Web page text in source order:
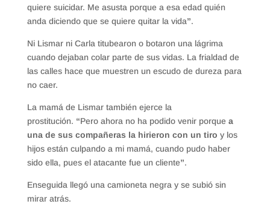
quiere suicidar. Me asusta porque a esa edad quién
anda diciendo que se quiere quitar la vida”.
Ni Lismar ni Carla titubearon o botaron una lágrima
cuando dejaban colar parte de sus vidas. La frialdad de
las calles hace que muestren un escudo de dureza para
no caer.
La mamá de Lismar también ejerce la
prostitución. “Pero ahora no ha podido venir porque a
una de sus compañeras la hirieron con un tiro y los
hijos están culpando a mi mamá, cuando pudo haber
sido ella, pues el atacante fue un cliente”.
Enseguida llegó una camioneta negra y se subió sin
mirar atrás.